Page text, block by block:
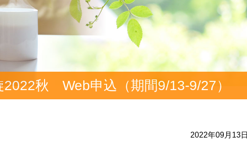
2022秋 Web申込（期間9/13-9/27）
2022年09月13日